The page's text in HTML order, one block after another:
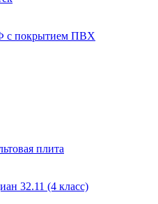
покрытием ПВХ
плита
32.11 (4 класс)